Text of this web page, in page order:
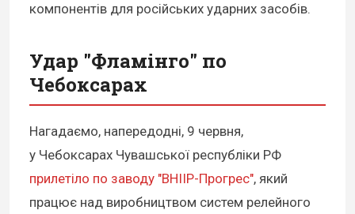
компонентів для російських ударних засобів.
Удар "Фламінго" по
Чебоксарах
Нагадаємо, напередодні, 9 червня,
у Чебоксарах Чувашської республіки РФ
прилетіло по заводу "ВНІІР-Прогрес", який
працює над виробництвом систем релейного